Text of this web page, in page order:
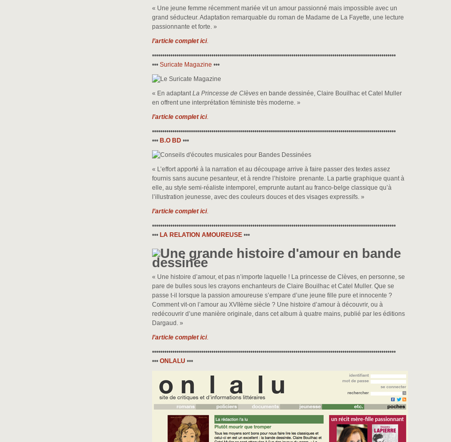
« Une jeune femme récemment mariée vit un amour passionné mais impossible avec un
grand séducteur. Adaptation remarquable du roman de Madame de La Fayette, une lecture
passionnante et forte. »
l’article complet ici.
•••••••••••••••••••••••••••••••••••••••••••••••••••••••••••••••••••••••••••••••••••••••••••••••••••••••••••••••••••••••
••• Suricate Magazine •••
« En adaptantLa Princesse de Clèves en bande dessinée, Claire Bouilhac et Catel Muller
en offrent une interprétation féministe très moderne. »
l’article complet ici.
•••••••••••••••••••••••••••••••••••••••••••••••••••••••••••••••••••••••••••••••••••••••••••••••••••••••••••••••••••••••
••• B.O BD •••
« L’effort apporté à la narration et au découpage arrive à faire passer des textes assez
fournis sans aucune pesanteur, et à rendre l’histoire prenante. La partie graphique quant à
elle, au style semi-réaliste intemporel, emprunte autant au franco-belge classique qu’à
l’illustration jeunesse, avec des couleurs douces et des visages expressifs. »
l’article complet ici.
•••••••••••••••••••••••••••••••••••••••••••••••••••••••••••••••••••••••••••••••••••••••••••••••••••••••••••••••••••••••
••• LA RELATION AMOUREUSE •••
« Une histoire d’amour, et pas n’importe laquelle ! La princesse de Clèves, en personne, se
pare de bulles sous les crayons enchanteurs de Claire Bouilhac et Catel Muller. Que se
passe t-il lorsque la passion amoureuse s’empare d’une jeune fille pure et innocente ?
Comment vit-on l’amour au XVIIème siècle ? Une histoire d’amour à découvrir, ou à
redécouvrir d’une manière originale, dans cet album à quatre mains, publié par les éditions
Dargaud. »
l’article complet ici.
•••••••••••••••••••••••••••••••••••••••••••••••••••••••••••••••••••••••••••••••••••••••••••••••••••••••••••••••••••••••
••• ONLALU •••